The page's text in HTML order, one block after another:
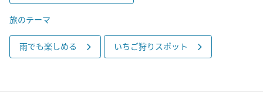
旅のテーマ
雨でも楽しめる いちご狩りスポット